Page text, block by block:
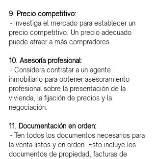
9. Precio competitivo:
- Investiga el mercado para establecer un
precio competitivo. Un precio adecuado
puede atraer a más compradores.
10. Asesoría profesional:
- Considera contratar a un agente
inmobiliario para obtener asesoramiento
profesional sobre la presentación de la
vivienda, la fijación de precios y la
negociación.
11. Documentación en orden:
- Ten todos los documentos necesarios para
la venta listos y en orden. Esto incluye los
documentos de propiedad, facturas de